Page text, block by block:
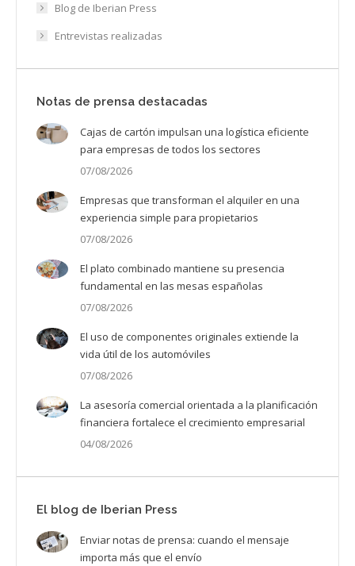
Blog de Iberian Press
Entrevistas realizadas
Notas de prensa destacadas
Cajas de cartón impulsan una logística eficiente
para empresas de todos los sectores
07/08/2026
Empresas que transforman el alquiler en una
experiencia simple para propietarios
07/08/2026
El plato combinado mantiene su presencia
fundamental en las mesas españolas
07/08/2026
El uso de componentes originales extiende la
vida útil de los automóviles
07/08/2026
La asesoría comercial orientada a la planificación
financiera fortalece el crecimiento empresarial
04/08/2026
El blog de Iberian Press
Enviar notas de prensa: cuando el mensaje
importa más que el envío